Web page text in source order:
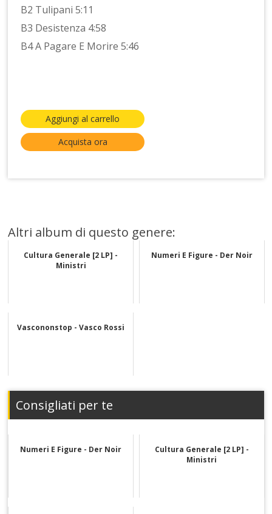
B2 Tulipani 5:11
B3 Desistenza 4:58
B4 A Pagare E Morire 5:46
Aggiungi al carrello
Acquista ora
Altri album di questo genere:
Cultura Generale [2 LP] -
Ministri
Numeri E Figure - Der Noir
Vascononstop - Vasco Rossi
Consigliati per te
Numeri E Figure - Der Noir
Cultura Generale [2 LP] -
Ministri